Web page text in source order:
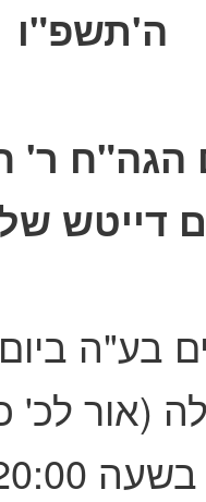
ה'תשפ"ו
הגה"ח ר'
דייטש
בע"ה
(אור לכ'
בשעה 20:00